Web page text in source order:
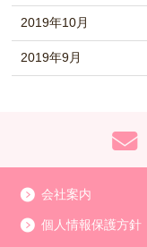
2019年10月
2019年9月
会社案内
個人情報保護方針